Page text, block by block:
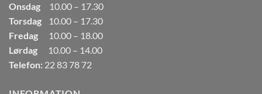
Onsdag
10.00 – 17.30
Torsdag
10.00 – 17.30
Fredag
10.00 – 18.00
Lørdag
10.00 – 14.00
Telefon: 22 83 78 72